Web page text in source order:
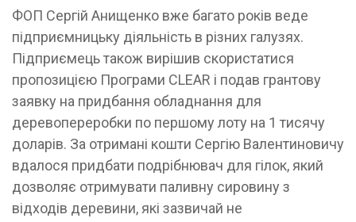
ФОП Сергій Анищенко вже багато років веде
підприємницьку діяльність в різних галузях.
Підприємець також вирішив скористатися
пропозицією Програми CLEAR і подав грантову
заявку на придбання обладнання для
деревопереробки по першому лоту на 1 тисячу
доларів. За отримані кошти Сергію Валентиновичу
вдалося придбати подрібнювач для гілок, який
дозволяє отримувати паливну сировину з
відходів деревини, які зазвичай не